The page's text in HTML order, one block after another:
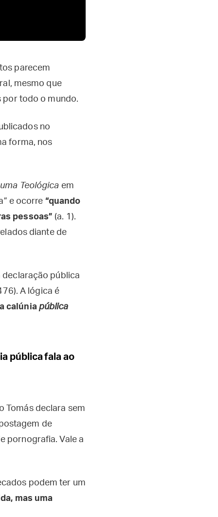
parecem
mesmo que
por todo o mundo.
no
forma, nos
Teológica em
e ocorre “quando
pessoas” (a. 1).
diante de
declaração pública
A lógica é
a calúnia pública
pública fala ao
Tomás declara sem
de
pornografia. Vale a
podem ter um
mas uma